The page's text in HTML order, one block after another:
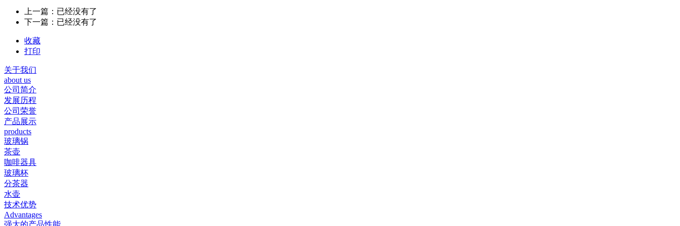
上一篇：已经没有了
下一篇：已经没有了
收藏
打印
关于我们
about us
公司简介
发展历程
公司荣誉
产品展示
products
玻璃锅
茶壶
咖啡器具
玻璃杯
分茶器
水壶
技术优势
Advantages
强大的产品性能